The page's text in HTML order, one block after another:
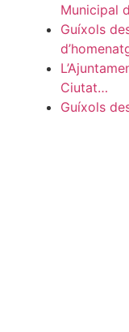
Municipal
Guíxols
Ciutat…
Guíxols